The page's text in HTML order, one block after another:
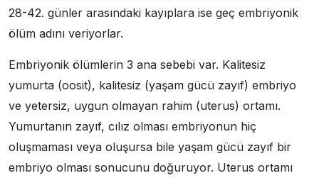
28-42. günler arasındaki kayıplara ise geç embriyonik
ölüm adını veriyorlar.
Embriyonik ölümlerin 3 ana sebebi var. Kalitesiz
yumurta (oosit), kalitesiz (yaşam gücü zayıf) embriyo
ve yetersiz, uygun olmayan rahim (uterus) ortamı.
Yumurtanın zayıf, cılız olması embriyonun hiç
oluşmaması veya oluşursa bile yaşam gücü zayıf bir
embriyo olması sonucunu doğuruyor. Uterus ortamı